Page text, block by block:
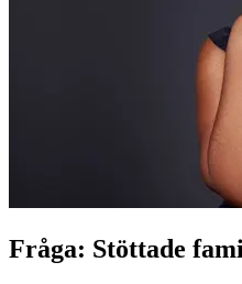
Fråga: Stöttade